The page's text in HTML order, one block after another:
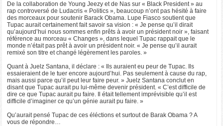
De la collaboration de Young Jeezy et de Nas sur « Black President » au
rap controversé de Ludacris « Politics », beaucoup n’ont pas hésité à faire
des morceaux pour soutenir Barack Obama. Lupe Fiasco soutient que
Tupac aurait certainement fait savoir sa vision : « Je pense qu’il dirait
qu’aujourd’hui nous sommes enfin prêts à avoir un président noir », faisant
référence au morceau « Changes », dans lequel Tupac rappait que le
monde n’était pas prêt à avoir un président noir. « Je pense qu’il aurait
remixé son titre et changé légèrement les paroles. »
Quant à Juelz Santana, il déclare : « Ils auraient eu peur de Tupac. Ils
essaieraient de le tuer encore aujourd’hui. Pas seulement à cause du rap,
mais aussi parce qu’il peut leur faire peur. » Juelz Santana conclut en
disant que Tupac aurait pu lui-même devenir président. « C’est difficile de
dire ce que Tupac aurait pu faire. Il était tellement imprévisible qu’il est
difficile d’imaginer ce qu’un génie aurait pu faire. »
Qu’aurait pensé Tupac de ces éléctions et surtout de Barak Obama ? A
vous de répondre…